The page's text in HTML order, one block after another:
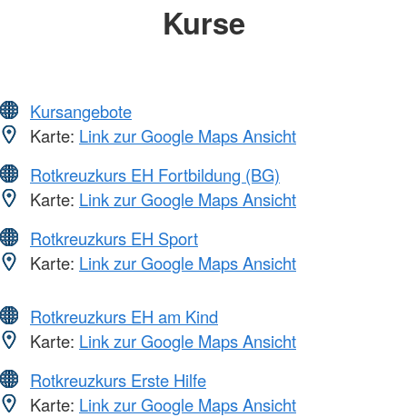
Kurse
Kursangebote
Karte: Link zur Google Maps Ansicht
Rotkreuzkurs EH Fortbildung (BG)
Karte: Link zur Google Maps Ansicht
Rotkreuzkurs EH Sport
Karte: Link zur Google Maps Ansicht
Rotkreuzkurs EH am Kind
Karte: Link zur Google Maps Ansicht
Rotkreuzkurs Erste Hilfe
Karte: Link zur Google Maps Ansicht